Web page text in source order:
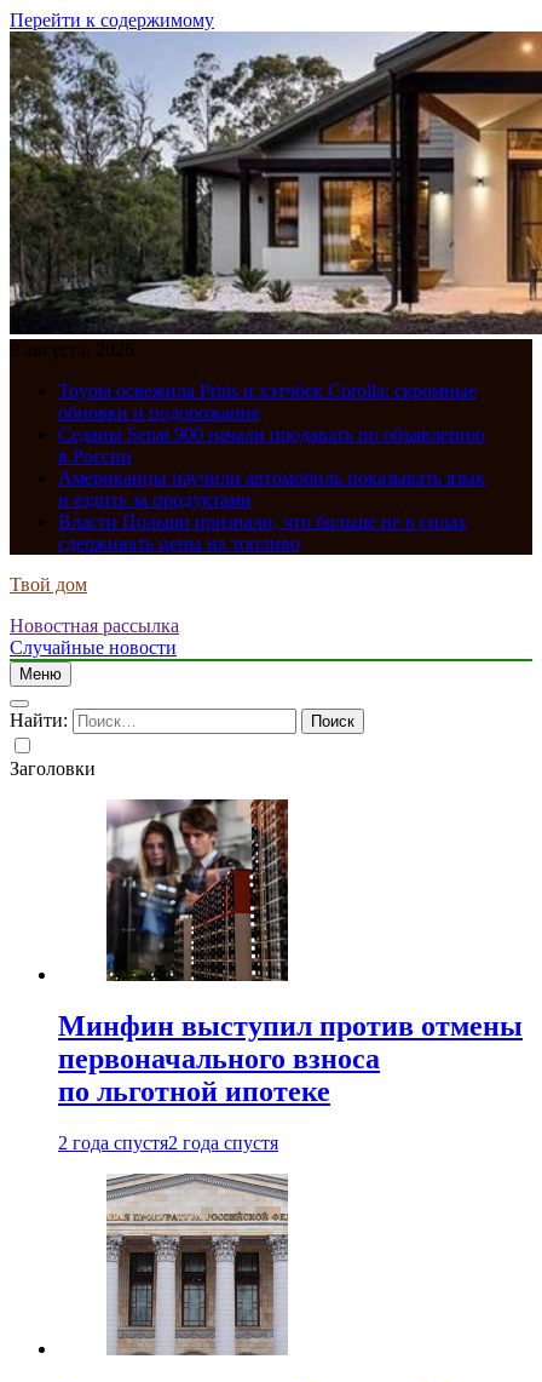
Перейти к содержимому
9 августа, 2026
Toyota освежила Prius и хэтчбек Corolla: скромные
обновки и подорожание
Седаны Senat 900 начали продавать по объявлению
в России
Американцы научили автомобиль показывать язык
и ездить за продуктами
Власти Польши признали, что больше не в силах
сдерживать цены на топливо
Твой дом
Новостная рассылка
Случайные новости
Меню
Найти:
Заголовки
Минфин выступил против отмены
первоначального взноса
по льготной ипотеке
2 года спустя2 года спустя